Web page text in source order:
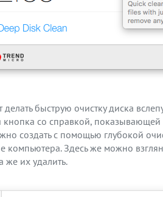
быструю очистку диска
кнопка со справкой,
создать с помощью глубокой
компьютера. Здесь же можно
же их удалить.